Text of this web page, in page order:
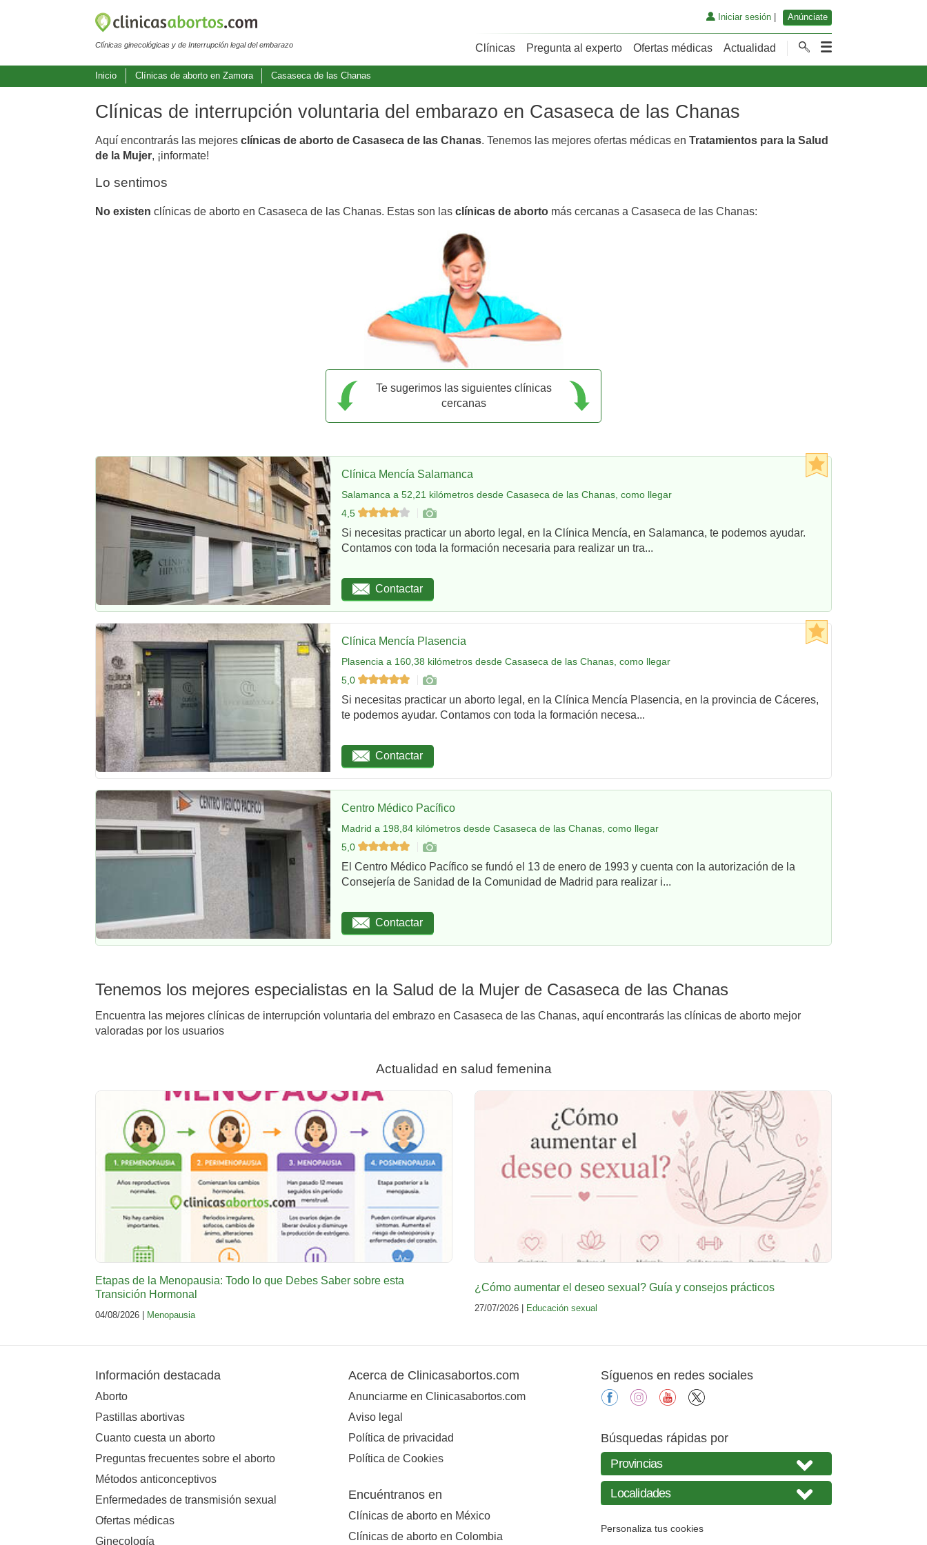
Clínicas ginecológicas y de Interrupción legal del embarazo
Iniciar sesión| Anúnciate
Clínicas Pregunta al experto Ofertas médicas Actualidad
Inicio Clínicas de aborto en Zamora Casaseca de las Chanas
Clínicas de interrupción voluntaria del embarazo en Casaseca de las Chanas
Aquí encontrarás las mejores clínicas de aborto de Casaseca de las Chanas. Tenemos las mejores ofertas médicas en Tratamientos para la Salud
de la Mujer, ¡informate!
Lo sentimos
No existen clínicas de aborto en Casaseca de las Chanas. Estas son las clínicas de aborto más cercanas a Casaseca de las Chanas:
Te sugerimos las siguientes clínicas
cercanas
Clínica Mencía Salamanca
Salamanca a 52,21 kilómetros desde Casaseca de las Chanas, como llegar
4,5
Si necesitas practicar un aborto legal, en la Clínica Mencía, en Salamanca, te podemos ayudar.
Contamos con toda la formación necesaria para realizar un tra...
Contactar
Clínica Mencía Plasencia
Plasencia a 160,38 kilómetros desde Casaseca de las Chanas, como llegar
5,0
Si necesitas practicar un aborto legal, en la Clínica Mencía Plasencia, en la provincia de Cáceres,
te podemos ayudar. Contamos con toda la formación necesa...
Contactar
Centro Médico Pacífico
Madrid a 198,84 kilómetros desde Casaseca de las Chanas, como llegar
5,0
El Centro Médico Pacífico se fundó el 13 de enero de 1993 y cuenta con la autorización de la
Consejería de Sanidad de la Comunidad de Madrid para realizar i...
Contactar
Tenemos los mejores especialistas en la Salud de la Mujer de Casaseca de las Chanas
Encuentra las mejores clínicas de interrupción voluntaria del embrazo en Casaseca de las Chanas, aquí encontrarás las clínicas de aborto mejor
valoradas por los usuarios
Actualidad en salud femenina
Etapas de la Menopausia: Todo lo que Debes Saber sobre esta
Transición Hormonal
04/08/2026 | Menopausia
¿Cómo aumentar el deseo sexual? Guía y consejos prácticos
27/07/2026 | Educación sexual
Información destacada
Aborto
Pastillas abortivas
Cuanto cuesta un aborto
Preguntas frecuentes sobre el aborto
Métodos anticonceptivos
Enfermedades de transmisión sexual
Ofertas médicas
Ginecología
Acerca de Clinicasabortos.com
Anunciarme en Clinicasabortos.com
Aviso legal
Política de privacidad
Política de Cookies
Encuéntranos en
Clínicas de aborto en México
Clínicas de aborto en Colombia
Síguenos en redes sociales
facebookinstagramyoutube
Búsquedas rápidas por
Personaliza tus cookies